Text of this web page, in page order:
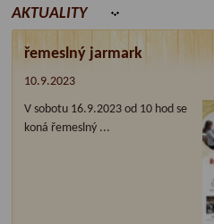
AKTUALITY
řemeslný jarmark
10.9.2023
V sobotu 16.9.2023 od 10 hod se
koná řemeslný ...